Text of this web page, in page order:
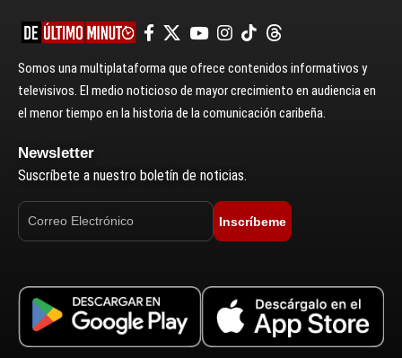
Somos una multiplataforma que ofrece contenidos informativos y
televisivos. El medio noticioso de mayor crecimiento en audiencia en
el menor tiempo en la historia de la comunicación caribeña.
Newsletter
Suscríbete a nuestro boletín de noticias.
Inscríbeme